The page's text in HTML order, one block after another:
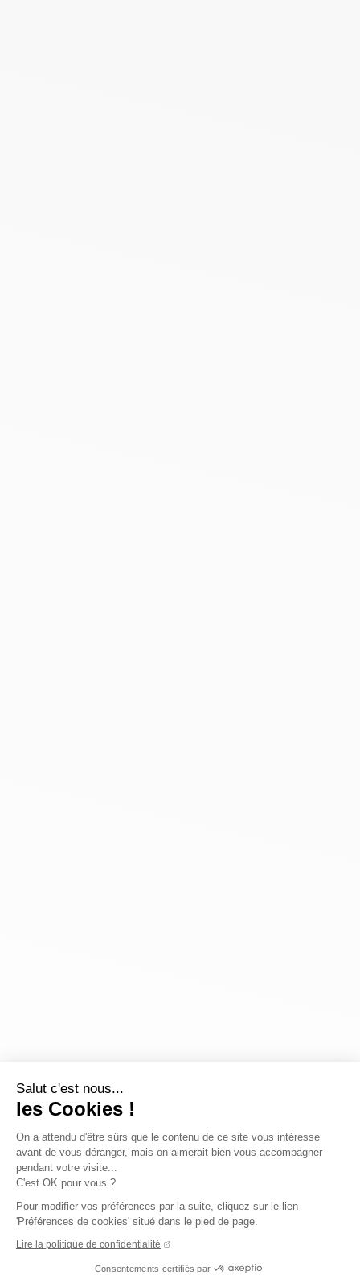
Salut c'est nous...
les Cookies !
On a attendu d'être sûrs que le contenu de ce site vous intéresse
avant de vous déranger, mais on aimerait bien vous accompagner
pendant votre visite...
C'est OK pour vous ?
Pour modifier vos préférences par la suite, cliquez sur le lien
'Préférences de cookies' situé dans le pied de page.
Lire la politique de confidentialité
Consentements certifiés par